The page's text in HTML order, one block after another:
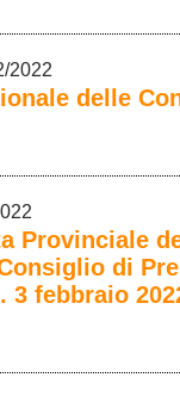
2022
delle
Provinciale
di
3 febbraio